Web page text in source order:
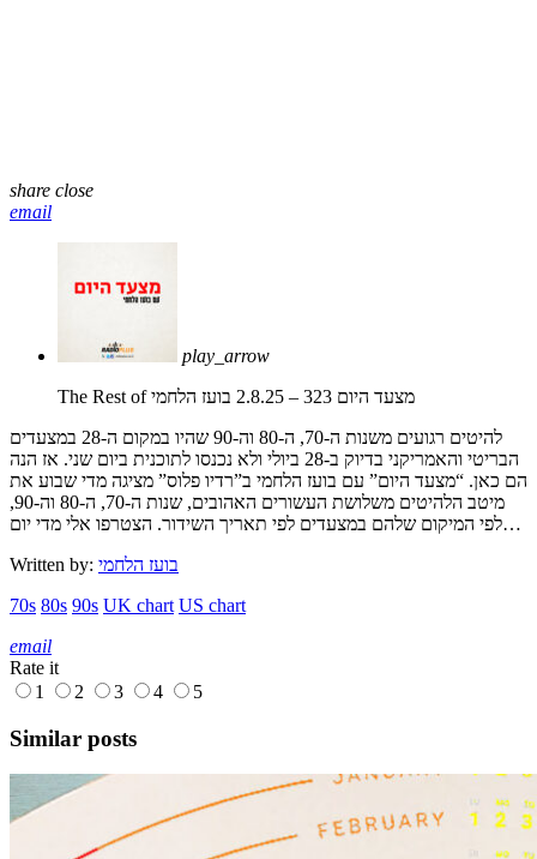
share close
email
play_arrow
The Rest of מצעד היום 323 – 2.8.25
בועז הלחמי
להיטים רגועים משנות ה-70, ה-80 וה-90 שהיו במקום ה-28 במצעדים
הבריטי והאמריקני בדיוק ב-28 ביולי ולא נכנסו לתוכנית ביום שני. אז הנה
הם כאן. “מצעד היום” עם בועז הלחמי ב”רדיו פלוס” מציגה מדי שבוע את
מיטב הלהיטים משלושת העשורים האהובים, שנות ה-70, ה-80 וה-90,
לפי המיקום שלהם במצעדים לפי תאריך השידור. הצטרפו אלי מדי יום…
Written by: בועז הלחמי
70s 80s 90s UK chart US chart
email
Rate it
1
2 3 4 5
Similar posts